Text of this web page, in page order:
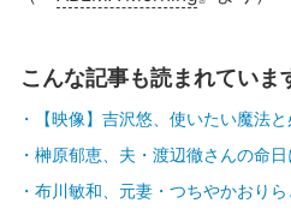
こんな記事も読まれていま
【映像】吉沢悠、使いたい魔法
榊原郁恵、夫・渡辺徹さんの命日
布川敏和、元妻・つちやかおり